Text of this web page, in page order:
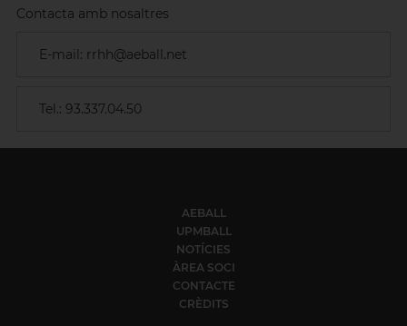
Contacta amb nosaltres
E-mail: rrhh@aeball.net
Tel.: 93.337.04.50
AEBALL
UPMBALL
NOTÍCIES
ÀREA SOCI
CONTACTE
CRÈDITS